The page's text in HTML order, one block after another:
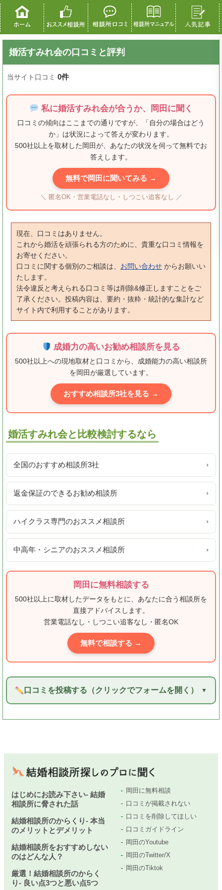
婚活すみれ会の口コミと評判
当サイト口コミ 0件
私に婚活すみれ会が合うか、岡田に聞く
口コミの傾向はここまでの通りですが、「自分の場合はどう
か」は状況によって答えが変わります。
500社以上を取材した岡田が、あなたの状況を伺って無料でお
答えします。
無料で岡田に聞いてみる →
＼ 匿名OK・営業電話なし・しつこい追客なし ／
現在、口コミはありません。
これから婚活を頑張られる方のために、貴重な口コミ情報を
お寄せください。
口コミに関する個別のご相談は、 お問い合わせ からお願いい
たします。
法令違反と考えられる口コミ等は削除&修正しますことをご
了承ください。投稿内容は、要約・抜粋・統計的な集計など
サイト内で利用することがあります。
成婚力の高いお勧め相談所を見る
500社以上への現地取材と口コミから、成婚能力の高い相談所
を岡田が厳選しています。
おすすめ相談所3社を見る →
婚活すみれ会と比較検討するなら
全国のおすすめ相談所3社 ›
返金保証のできるお勧め相談所 ›
ハイクラス専門のおススメ相談所 ›
中高年・シニアのおススメ相談所 ›
岡田に無料相談する
500社以上に取材したデータをもとに、あなたに合う相談所を
直接アドバイスします。
営業電話なし・しつこい追客なし・匿名OK
無料で相談する →
口コミを投稿する（クリックでフォームを開く）
はじめにお読み下さい- 結婚
相談所に脅された話
結婚相談所のからくり- 本当
のメリットとデメリット
結婚相談所をおすすめしない
のはどんな人？
厳選！結婚相談所のからく
り- 良い点3つと悪い点5つ
岡田に無料相談
口コミが掲載されない
口コミを削除してほしい
口コミガイドライン
岡田のYoutube
岡田のTwitter/X
岡田のTiktok